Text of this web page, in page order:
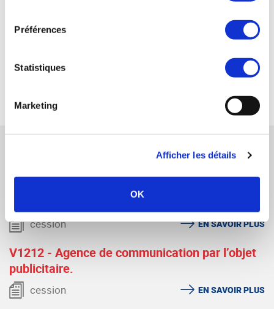
Préférences
Statistiques
Marketing
Afficher les détails
OK
V5554 - Revendeur et intégrateur de
Téléphones mobiles et Accessoire
cession EN SAVOIR PLUS
V1212 - Agence de communication par l’objet
publicitaire.
cession EN SAVOIR PLUS